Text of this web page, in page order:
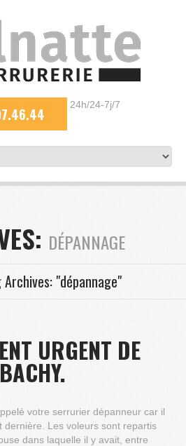
24h/24-7j/7
DÉPANNAGE
Archives: "dépannage"
URGENT DE
votre serrurier dépanneur car il
dernière. Les voleurs sont repartis
dans laquelle il y avait, entre